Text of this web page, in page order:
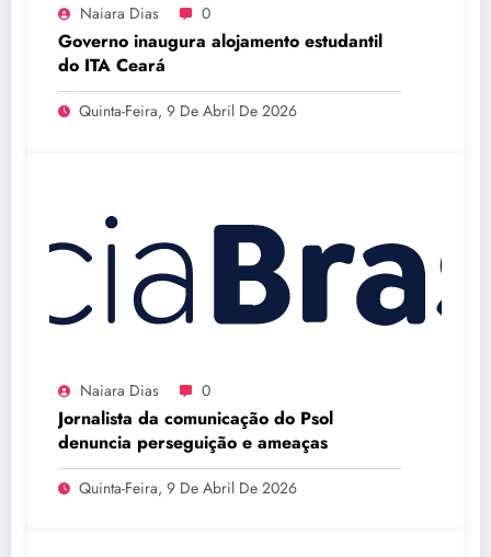
Naiara Dias 0
Governo inaugura alojamento estudantil
do ITA Ceará
Quinta-Feira, 9 De Abril De 2026
Naiara Dias 0
Jornalista da comunicação do Psol
denuncia perseguição e ameaças
Quinta-Feira, 9 De Abril De 2026